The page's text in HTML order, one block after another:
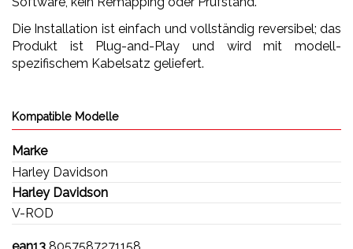
Die Installation ist einfach und vollständig reversibel; das
Produkt ist Plug-and-Play und wird mit modell-
spezifischem Kabelsatz geliefert.
Kompatible Modelle
Marke
Harley Davidson
Harley Davidson
V-ROD